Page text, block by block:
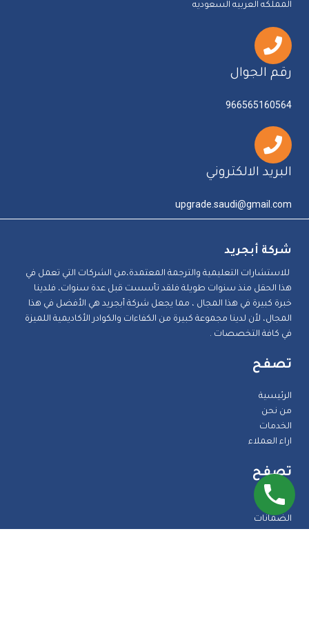
المملكه العربيه السعوديه
رقم الجوال
966565160564
البريد الالكتروني
upgrade.saudi@gmail.com
شركة أبجريد
للاستشارات التعليمية والترجمة المعتمدة،من الشركات التي تعمل في
هذا الحقل منذ سنوات طويلة فلقد تأسست قبل عدة سنوات، فلدينا
خبرة كبيرة في هذا المجال ، مما يجعل شركة أبجريد هي الأفضل في هذا
المجال، لأن لدينا مجموعة كبيرة من الكفاءات والكوادر الأكاديمية اللميزة
في كافة التخصصات .
تصفح
الرئيسية
من نحن
الخدمات
اراء العملاء
تصفح
المدونة
الضمانات